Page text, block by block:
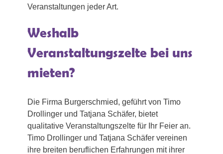
Veranstaltungen jeder Art.
Weshalb
Veranstaltungszelte bei uns
mieten?
Die Firma Burgerschmied, geführt von Timo
Drollinger und Tatjana Schäfer, bietet
qualitative Veranstaltungszelte für Ihr Feier an.
Timo Drollinger und Tatjana Schäfer vereinen
ihre breiten beruflichen Erfahrungen mit ihrer